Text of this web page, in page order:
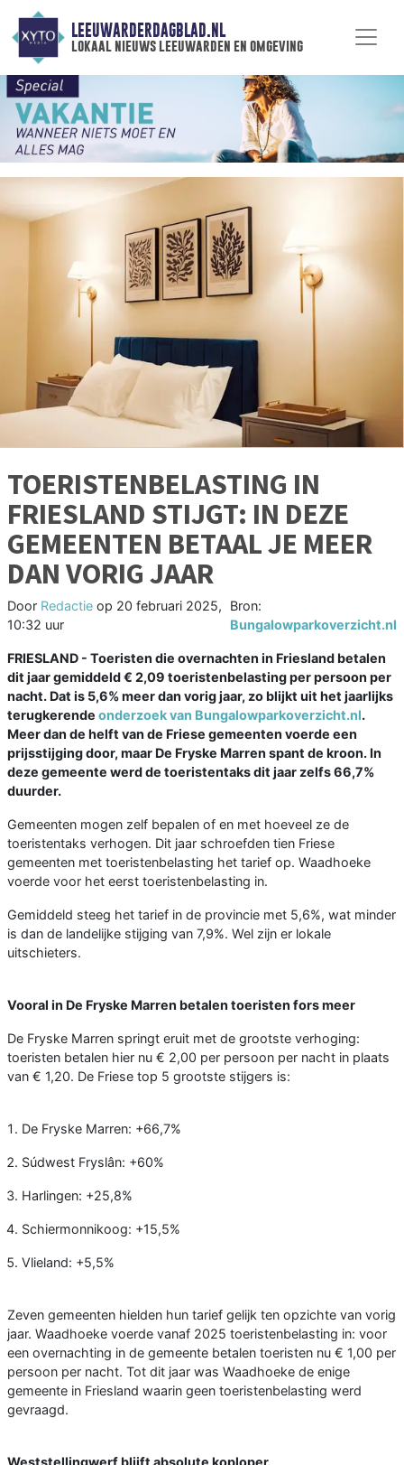
LEEUWARDERDAGBLAD.NL
lokaal nieuws leeuwarden en omgeving
TOERISTENBELASTING IN
FRIESLAND STIJGT: IN DEZE
GEMEENTEN BETAAL JE MEER
DAN VORIG JAAR
Door Redactie op 20 februari 2025,
10:32 uur
Bron:
Bungalowparkoverzicht.nl
FRIESLAND - Toeristen die overnachten in Friesland betalen
dit jaar gemiddeld € 2,09 toeristenbelasting per persoon per
nacht. Dat is 5,6% meer dan vorig jaar, zo blijkt uit het jaarlijks
terugkerende onderzoek van Bungalowparkoverzicht.nl.
Meer dan de helft van de Friese gemeenten voerde een
prijsstijging door, maar De Fryske Marren spant de kroon. In
deze gemeente werd de toeristentaks dit jaar zelfs 66,7%
duurder.
Gemeenten mogen zelf bepalen of en met hoeveel ze de
toeristentaks verhogen. Dit jaar schroefden tien Friese
gemeenten met toeristenbelasting het tarief op. Waadhoeke
voerde voor het eerst toeristenbelasting in.
Gemiddeld steeg het tarief in de provincie met 5,6%, wat minder
is dan de landelijke stijging van 7,9%. Wel zijn er lokale
uitschieters.
Vooral in De Fryske Marren betalen toeristen fors meer
De Fryske Marren springt eruit met de grootste verhoging:
toeristen betalen hier nu € 2,00 per persoon per nacht in plaats
van € 1,20. De Friese top 5 grootste stijgers is:
De Fryske Marren: +66,7%
Súdwest Fryslân: +60%
Harlingen: +25,8%
Schiermonnikoog: +15,5%
Vlieland: +5,5%
Zeven gemeenten hielden hun tarief gelijk ten opzichte van vorig
jaar. Waadhoeke voerde vanaf 2025 toeristenbelasting in: voor
een overnachting in de gemeente betalen toeristen nu € 1,00 per
persoon per nacht. Tot dit jaar was Waadhoeke de enige
gemeente in Friesland waarin geen toeristenbelasting werd
gevraagd.
Weststellingwerf blijft absolute koploper